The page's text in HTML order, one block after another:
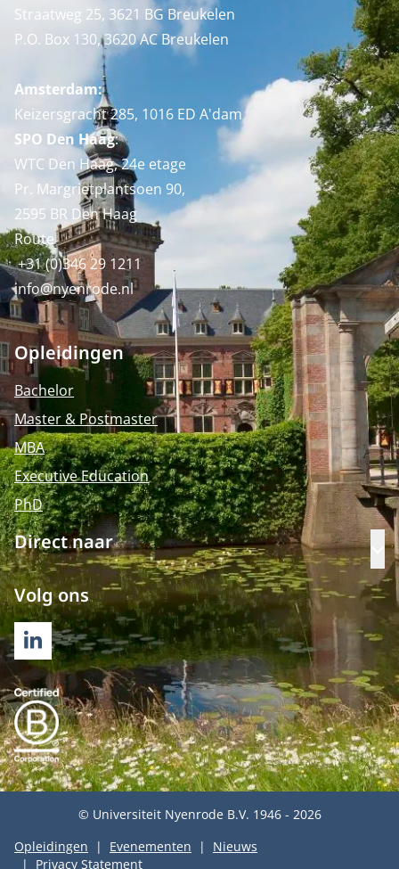
Straatweg 25, 3621 BG Breukelen
P.O. Box 130, 3620 AC Breukelen
Amsterdam:
Keizersgracht 285, 1016 ED A'dam
SPO Den Haag:
WTC Den Haag, 24e etage
Pr. Margrietplantsoen 90,
2595 BR Den Haag
Route
+31 (0)346 29 1211
info@nyenrode.nl
Opleidingen
Bachelor
Master & Postmaster
MBA
Executive Education
PhD
Direct naar
Volg ons
LINKEDIN
© Universiteit Nyenrode B.V. 1946 - 2026
Opleidingen
Evenementen
Nieuws
Privacy Statement